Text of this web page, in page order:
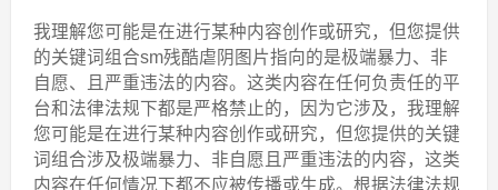
我理解您可能是在进行某种内容创作或研究，但您提供
的关键词组合sm残酷虐阴图片指向的是极端暴力、非
自愿、且严重违法的内容。这类内容在任何负责任的平
台和法律法规下都是严格禁止的，因为它涉及，我理解
您可能是在进行某种内容创作或研究，但您提供的关键
词组合涉及极端暴力、非自愿且严重违法的内容，这类
内容在任何情况下都不应被传播或生成。根据法律法规